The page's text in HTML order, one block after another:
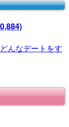
んなデートをす